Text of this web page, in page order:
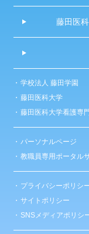
藤田医
学校法人 藤田学園
藤田医科大学
藤田医科大学看護専
パーソナルページ
教職員専用ポータル
プライバシーポリシ
サイトポリシー
SNSメディアポリシ